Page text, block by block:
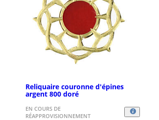
Reliquaire couronne d'épines
argent 800 doré
EN COURS DE
RÉAPPROVISIONNEMENT